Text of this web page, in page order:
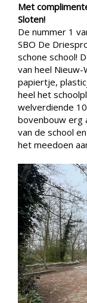
Met
Sloten!
De nummer 1
SBO De
schone school!
van heel
papiertje,
heel het
welverdiende
bovenbouw erg
van de school
het meedoen